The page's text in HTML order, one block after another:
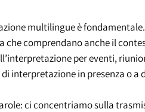
multilingue è
comprendano anche il
per eventi,
interpretazione in presenza o
ci concentriamo sulla